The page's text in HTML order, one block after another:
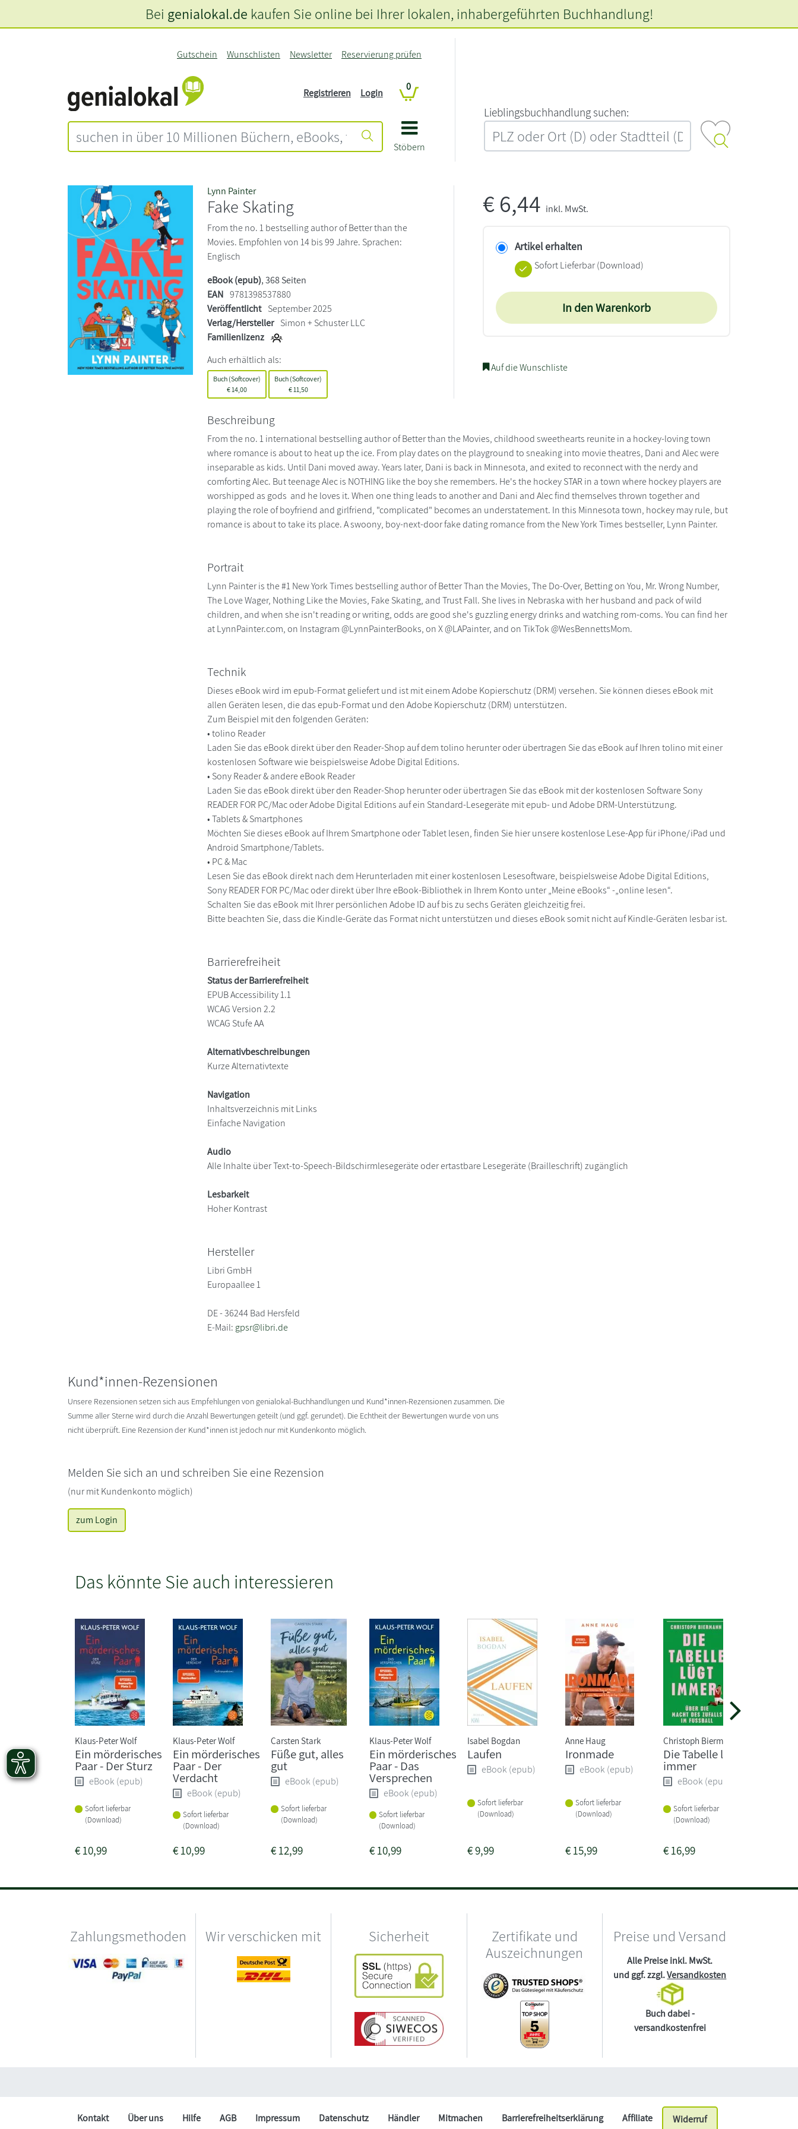
Stöbern
Gutschein Wunschlisten Newsletter Reservierung prüfen
Registrieren Login
0
L‍i‍e‍b‍l‍i‍n‍g‍s‍b‍u‍c‍h‍h‍a‍n‍d‍l‍u‍n‍g‍ ‍s‍u‍c‍h‍e‍n‍:‍
Bei genialokal.de kaufen Sie online bei Ihrer lokalen, inhabergeführten Buchhandlung!
Lynn Painter
Fake Skating
From the no. 1 bestselling author of Better than the
Movies. Empfohlen von 14 bis 99 Jahre. Sprachen:
Englisch
eBook (epub), 368 Seiten
EAN 9781398537880
Veröffentlicht September 2025
Verlag/Hersteller Simon + Schuster LLC
Familienlizenz
Auch erhältlich als:
Buch (Softcover)
€ 14,00
Buch (Softcover)
€11,50
€6,44 inkl. MwSt.
Artikel erhalten
Sofort Lieferbar (Download)
In den Warenkorb
Auf die Wunschliste
Beschreibung
From the no. 1 international bestselling author of Better than the Movies, childhood sweethearts reunite in a hockey-loving town
where romance is about to heat up the ice. From play dates on the playground to sneaking into movie theatres, Dani and Alec were
inseparable as kids. Until Dani moved away. Years later, Dani is back in Minnesota, and exited to reconnect with the nerdy and
comforting Alec. But teenage Alec is NOTHING like the boy she remembers. He's the hockey STAR in a town where hockey players are
worshipped as gods  and he loves it. When one thing leads to another and Dani and Alec find themselves thrown together and
playing the role of boyfriend and girlfriend, "complicated" becomes an understatement. In this Minnesota town, hockey may rule, but
romance is about to take its place. A swoony, boy-next-door fake dating romance from the New York Times bestseller, Lynn Painter.
Portrait
Lynn Painter is the #1 New York Times bestselling author of Better Than the Movies, The Do-Over, Betting on You, Mr. Wrong Number,
The Love Wager, Nothing Like the Movies, Fake Skating, and Trust Fall. She lives in Nebraska with her husband and pack of wild
children, and when she isn't reading or writing, odds are good she's guzzling energy drinks and watching rom-coms. You can find her
at LynnPainter.com, on Instagram @LynnPainterBooks, on X @LAPainter, and on TikTok @WesBennettsMom.
Technik
Dieses eBook wird im epub-Format geliefert und ist mit einem Adobe Kopierschutz (DRM) versehen. Sie können dieses eBook mit
allen Geräten lesen, die das epub-Format und den Adobe Kopierschutz (DRM) unterstützen.
Zum Beispiel mit den folgenden Geräten:
• tolino Reader
Laden Sie das eBook direkt über den Reader-Shop auf dem tolino herunter oder übertragen Sie das eBook auf Ihren tolino mit einer
kostenlosen Software wie beispielsweise Adobe Digital Editions.
• Sony Reader & andere eBook Reader
Laden Sie das eBook direkt über den Reader-Shop herunter oder übertragen Sie das eBook mit der kostenlosen Software Sony
READER FOR PC/Mac oder Adobe Digital Editions auf ein Standard-Lesegeräte mit epub- und Adobe DRM-Unterstützung.
• Tablets & Smartphones
Möchten Sie dieses eBook auf Ihrem Smartphone oder Tablet lesen, finden Sie hier unsere kostenlose Lese-App für iPhone/iPad und
Android Smartphone/Tablets.
• PC & Mac
Lesen Sie das eBook direkt nach dem Herunterladen mit einer kostenlosen Lesesoftware, beispielsweise Adobe Digital Editions,
Sony READER FOR PC/Mac oder direkt über Ihre eBook-Bibliothek in Ihrem Konto unter „Meine eBooks“ -„online lesen“.
Schalten Sie das eBook mit Ihrer persönlichen Adobe ID auf bis zu sechs Geräten gleichzeitig frei.
Bitte beachten Sie, dass die Kindle-Geräte das Format nicht unterstützen und dieses eBook somit nicht auf Kindle-Geräten lesbar ist.
Barrierefreiheit
Status der Barrierefreiheit
EPUB Accessibility 1.1
WCAG Version 2.2
WCAG Stufe AA
Alternativbeschreibungen
Kurze Alternativtexte
Navigation
Inhaltsverzeichnis mit Links
Einfache Navigation
Audio
Alle Inhalte über Text-to-Speech-Bildschirmlesegeräte oder ertastbare Lesegeräte (Brailleschrift) zugänglich
Lesbarkeit
Hoher Kontrast
Hersteller
Libri GmbH
Europaallee 1
DE - 36244 Bad Hersfeld
E-Mail: gpsr@libri.de
Kund*innen-Rezensionen
Unsere Rezensionen setzen sich aus Empfehlungen von genialokal-Buchhandlungen und Kund*innen-Rezensionen zusammen. Die
Summe aller Sterne wird durch die Anzahl Bewertungen geteilt (und ggf. gerundet). Die Echtheit der Bewertungen wurde von uns
nicht überprüft. Eine Rezension der Kund*innen ist jedoch nur mit Kundenkonto möglich.
Melden Sie sich an und schreiben Sie eine Rezension
(nur mit Kundenkonto möglich)
zum Login
Das könnte Sie auch interessieren
Klaus-Peter Wolf
Ein mörderisches
Paar - Der Sturz
eBook (epub)
Sofort lieferbar
(Download)
€10,99
Klaus-Peter Wolf
Ein mörderisches
Paar - Der
Verdacht
eBook (epub)
Sofort lieferbar
(Download)
€10,99
Carsten Stark
Füße gut, alles
gut
eBook (epub)
Sofort lieferbar
(Download)
€12,99
Klaus-Peter Wolf
Ein mörderisches
Paar - Das
Versprechen
eBook (epub)
Sofort lieferbar
(Download)
€10,99
Isabel Bogdan
Laufen
eBook (epub)
Sofort lieferbar
(Download)
€9,99
Anne Haug
Ironmade
eBook (epub)
Sofort lieferbar
(Download)
€15,99
Christoph Biermann
Die Tabelle lügt
immer
eBook (epub)
Sofort lieferbar
(Download)
€16,99
Zahlungsmethoden Wir verschicken mit Sicherheit
Zertifikate und
Auszeichnungen
Preise und Versand
Alle Preise inkl. MwSt.
und ggf. zzgl.Versandkosten
Buch dabei -
versandkostenfrei
Kontakt Über uns Hilfe AGB Impressum Datenschutz Händler Mitmachen Barrierefreiheitserklärung Affiliate Widerruf